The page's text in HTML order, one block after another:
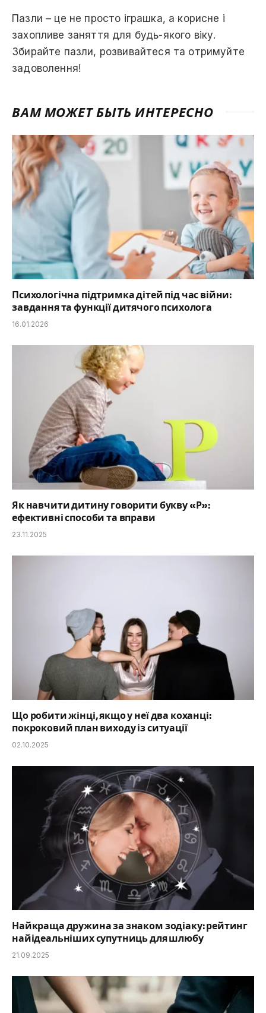
Пазли – це не просто іграшка, а корисне і
захопливе заняття для будь-якого віку.
Збирайте пазли, розвивайтеся та отримуйте
задоволення!
ВАМ МОЖЕТ БЫТЬ ИНТЕРЕСНО
Психологічна підтримка дітей під час війни:
завдання та функції дитячого психолога
16.01.2026
Як навчити дитину говорити букву «Р»:
ефективні способи та вправи
23.11.2025
Що робити жінці, якщо у неї два коханці:
покроковий план виходу із ситуації
02.10.2025
Найкраща дружина за знаком зодіаку: рейтинг
найідеальніших супутниць для шлюбу
21.09.2025